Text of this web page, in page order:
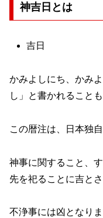
神吉日とは
吉日
かみよしにち、かみ
し」と書かれることも
この暦注は、日本独
神事に関すること、
先を祀ることに吉とさ
不浄事には凶となりま